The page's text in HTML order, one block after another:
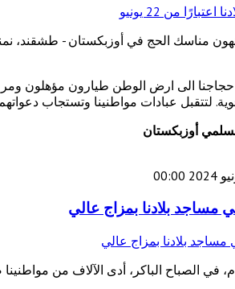
مناسك الحج في أوزبكستان - طشقند،
الى ارض الوطن طيارون مؤهلون
لتتقبل عبادات مواطنينا وتستجاب
أوزبكستان
مساجد بلادنا بمزاج عالي